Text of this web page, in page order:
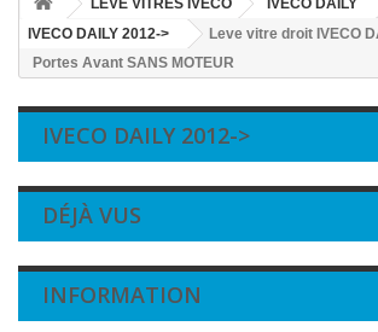
LEVE VITRES IVECO
IVECO DAILY
IVECO DAILY 2012->
Leve vitre droit IVECO
Portes Avant SANS MOTEUR
IVECO DAILY 2012->
DÉJÀ VUS
INFORMATION